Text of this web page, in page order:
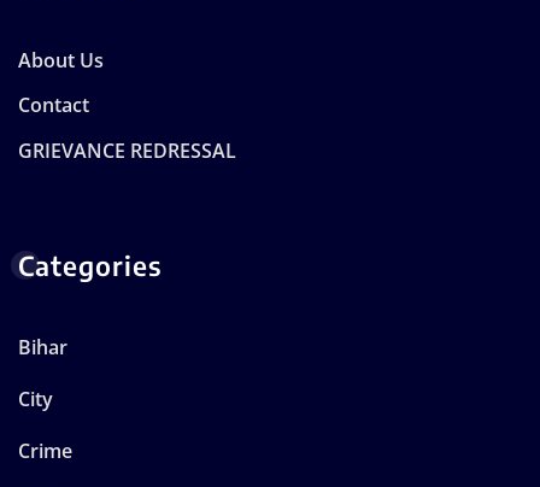
About Us
Contact
GRIEVANCE REDRESSAL
Categories
Bihar
City
Crime